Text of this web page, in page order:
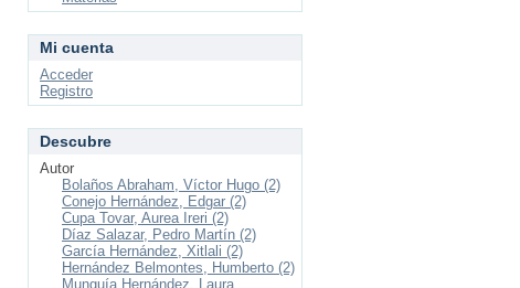
Mi cuenta
Acceder
Registro
Descubre
Autor
Bolaños Abraham, Víctor Hugo (2)
Conejo Hernández, Edgar (2)
Cupa Tovar, Aurea Ireri (2)
Díaz Salazar, Pedro Martín (2)
García Hernández, Xitlali (2)
Hernández Belmontes, Humberto (2)
Munguía Hernández, Laura